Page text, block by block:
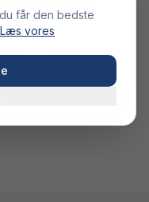
godkendt til:
kort Visum
hvis dit pasfoto mod
får den bedste
Læs vores